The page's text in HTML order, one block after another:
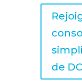
de